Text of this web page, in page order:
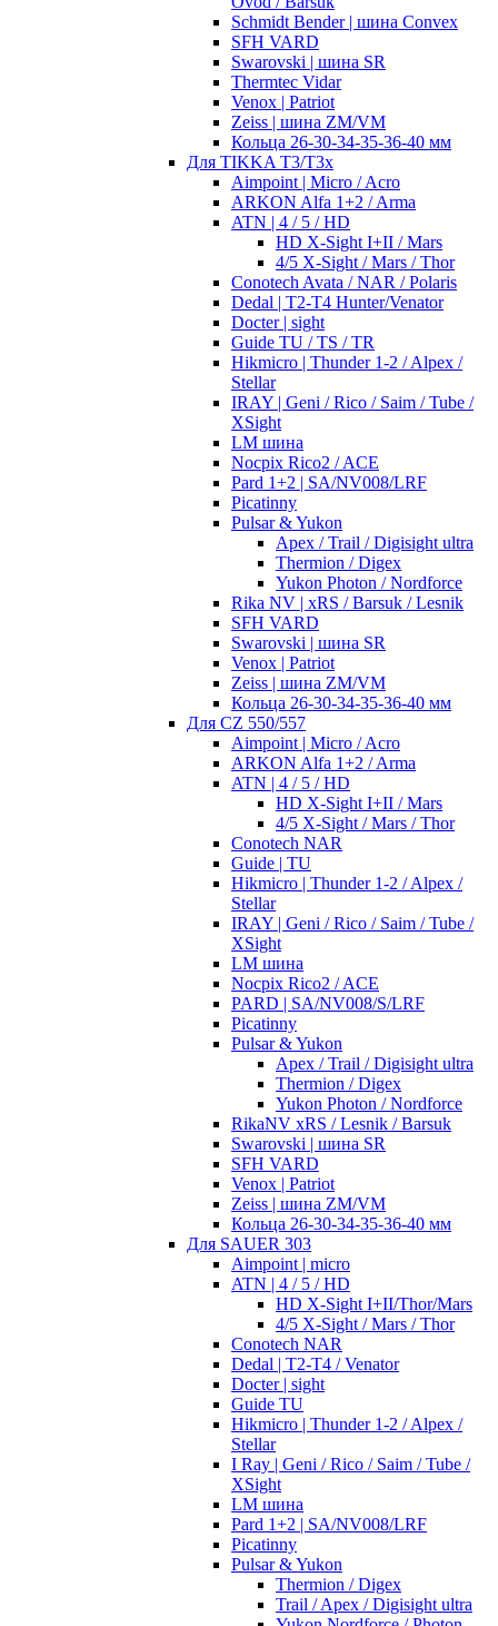
Schmidt Bender | шина Convex
SFH VARD
Swarovski | шина SR
Thermtec Vidar
Venox | Patriot
Zeiss | шина ZM/VM
Кольца 26-30-34-35-36-40 мм
Для TIKKA T3/T3x
Aimpoint | Micro / Acro
ARKON Alfa 1+2 / Arma
ATN | 4 / 5 / HD
HD X-Sight I+II / Mars
4/5 X-Sight / Mars / Thor
Conotech Avata / NAR / Polaris
Dedal | T2-T4 Hunter/Venator
Docter | sight
Guide TU / TS / TR
Hikmicro | Thunder 1-2 / Alpex /
Stellar
IRAY | Geni / Rico / Saim / Tube /
XSight
LM шина
Nocpix Rico2 / ACE
Pard 1+2 | SA/NV008/LRF
Picatinny
Pulsar & Yukon
Apex / Trail / Digisight ultra
Thermion / Digex
Yukon Photon / Nordforce
Rika NV | xRS / Barsuk / Lesnik
SFH VARD
Swarovski | шина SR
Venox | Patriot
Zeiss | шина ZM/VM
Кольца 26-30-34-35-36-40 мм
Для CZ 550/557
Aimpoint | Micro / Acro
ARKON Alfa 1+2 / Arma
ATN | 4 / 5 / HD
HD X-Sight I+II / Mars
4/5 X-Sight / Mars / Thor
Conotech NAR
Guide | TU
Hikmicro | Thunder 1-2 / Alpex /
Stellar
IRAY | Geni / Rico / Saim / Tube /
XSight
LM шина
Nocpix Rico2 / ACE
PARD | SA/NV008/S/LRF
Picatinny
Pulsar & Yukon
Apex / Trail / Digisight ultra
Thermion / Digex
Yukon Photon / Nordforce
RikaNV xRS / Lesnik / Barsuk
Swarovski | шина SR
SFH VARD
Venox | Patriot
Zeiss | шина ZM/VM
Кольца 26-30-34-35-36-40 мм
Для SAUER 303
Aimpoint | micro
ATN | 4 / 5 / HD
HD X-Sight I+II/Thor/Mars
4/5 X-Sight / Mars / Thor
Conotech NAR
Dedal | T2-T4 / Venator
Docter | sight
Guide TU
Hikmicro | Thunder 1-2 / Alpex /
Stellar
I Ray | Geni / Rico / Saim / Tube /
XSight
LM шина
Pard 1+2 | SA/NV008/LRF
Picatinny
Pulsar & Yukon
Thermion / Digex
Trail / Apex / Digisight ultra